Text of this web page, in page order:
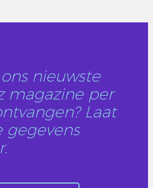
nieuwste
magazine per
Laat
gegevens